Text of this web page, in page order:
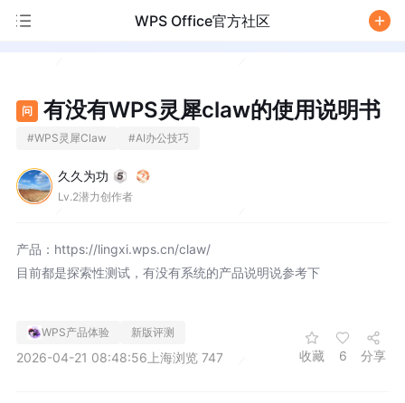
WPS Office官方社区
问 有没有WPS灵犀claw的使用说明书
#WPS灵犀Claw #AI办公技巧
久久为功
Lv.2潜力创作者
产品：https://lingxi.wps.cn/claw/
目前都是探索性测试，有没有系统的产品说明说参考下
WPS产品体验 新版评测
2026-04-21 08:48:56 上海浏览 747 收藏 6 分享